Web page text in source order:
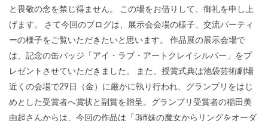
と畏敬の念を禁じ得ません。 この場をお借りして、御礼を申し上
げます。 さて今回のブログは、展示会会場の様子、交流パーティ
ーの様子をご覧いただきたいと思います。 作品展の展示会場で
は、記念の缶バッジ「アイ・ラブ・アートクレイシルバー」をプ
レゼントさせていただきました。 また、授賞式典は池袋芸術劇場
近くの会場で29日（金）に厳かに執り行われ、グランプリをはじ
めとした受賞者へ賞状と副賞を贈呈。グランプリ受賞者の稲田美
由起さんからは、今回の作品は「3姉妹の魔女からリングをオーダ